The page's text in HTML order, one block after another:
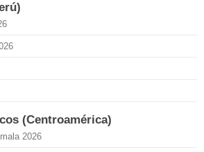
(Centroamérica)
2026